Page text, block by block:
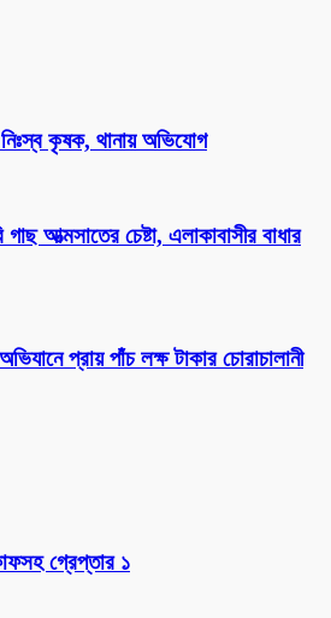
কৃষক, থানায় অভিযোগ
আত্মসাতের চেষ্টা, এলাকাবাসীর বাধার
প্রায় পাঁচ লক্ষ টাকার চোরাচালানী
গ্রেপ্তার ১